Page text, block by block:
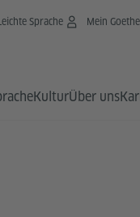
Sprache Mein
KulturÜber uns